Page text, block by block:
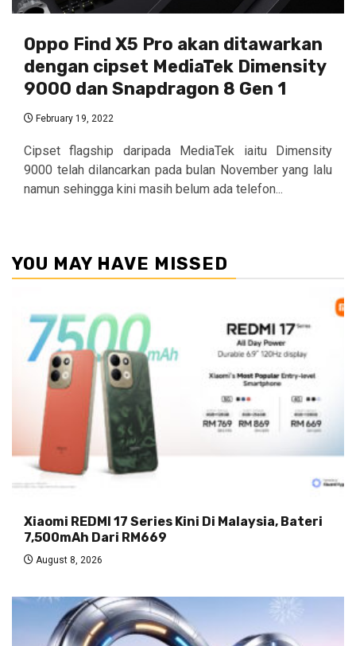
Oppo Find X5 Pro akan ditawarkan
dengan cipset MediaTek Dimensity
9000 dan Snapdragon 8 Gen 1
February 19, 2022
Cipset flagship daripada MediaTek iaitu Dimensity
9000 telah dilancarkan pada bulan November yang lalu
namun sehingga kini masih belum ada telefon...
YOU MAY HAVE MISSED
Xiaomi REDMI 17 Series Kini Di Malaysia, Bateri
7,500mAh Dari RM669
August 8, 2026